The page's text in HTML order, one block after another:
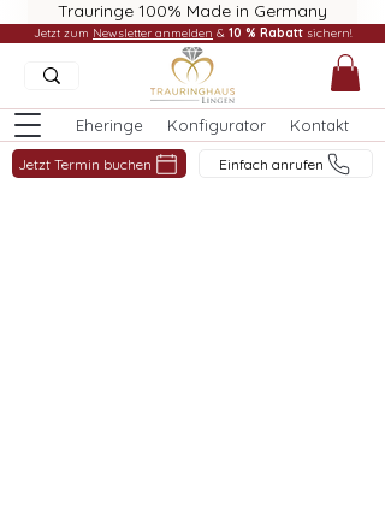
Trauringe 100% Made in Germany
Eheringe Konfigurator Kontakt
Jetzt Termin buchen Einfach anrufen
Jetzt zum Newsletter anmelden & 10 % Rabatt sichern!